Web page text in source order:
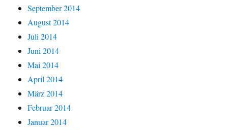
September 2014
August 2014
Juli 2014
Juni 2014
Mai 2014
April 2014
März 2014
Februar 2014
Januar 2014